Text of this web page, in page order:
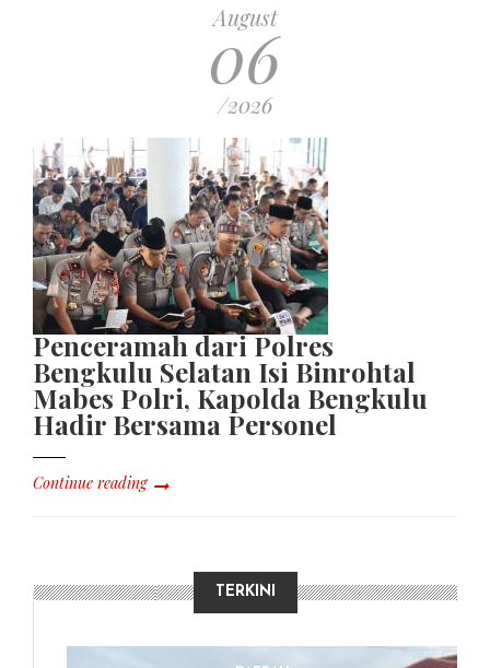
August
06
/2026
Penceramah dari Polres
Bengkulu Selatan Isi Binrohtal
Mabes Polri, Kapolda Bengkulu
Hadir Bersama Personel
Continue reading
TERKINI